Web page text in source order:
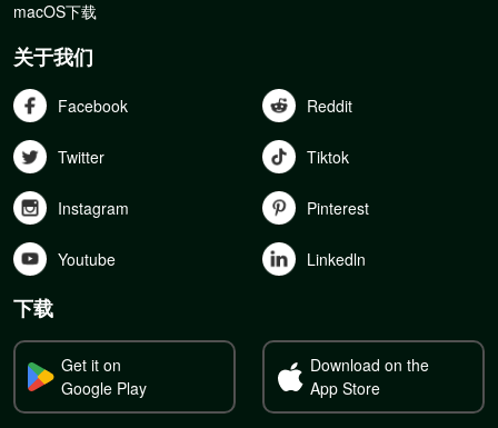
macOS下载
关于我们
Facebook Reddit
Twitter Tiktok
Instagram Pinterest
Youtube Linkedln
下载
Get it on
Google Play
Download on the
App Store